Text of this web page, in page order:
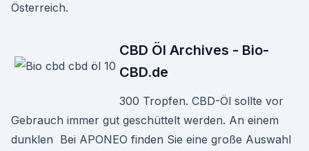
Österreich.
CBD Öl Archives - Bio-
CBD.de
300 Tropfen. CBD-Öl sollte vor
Gebrauch immer gut geschüttelt werden. An einem
dunklen Bei APONEO finden Sie eine große Auswahl